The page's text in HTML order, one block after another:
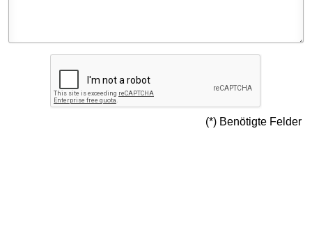
Vereinschronik
(*) Benötigte Felder